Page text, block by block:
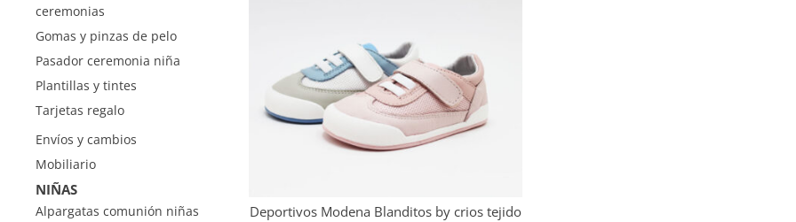
Deportivos Modena Blanditos by crios tejido
ceremonias
Gomas y pinzas de pelo
Pasador ceremonia niña
Plantillas y tintes
Tarjetas regalo
Envíos y cambios
Mobiliario
NIÑAS
Alpargatas comunión niñas